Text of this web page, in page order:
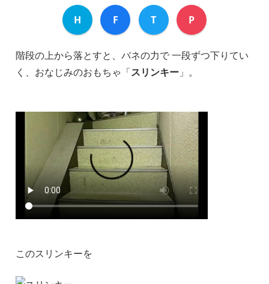
H F T P
階段の上から落とすと、バネの力で 一段ずつ下りてい
く、おなじみのおもちゃ「スリンキー」。
このスリンキーを